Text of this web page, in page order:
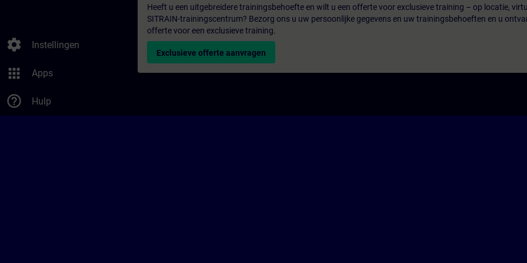
settings Instellingen
apps Apps
help_outline Hulp
Heeft u een uitgebreidere trainingsbehoefte en wilt u een offerte voor exclusieve training – op locatie,
SITRAIN-trainingscentrum? Bezorg ons u uw persoonlijke gegevens en uw trainingsbehoeften en u
offerte voor een exclusieve training.
Exclusieve offerte aanvragen